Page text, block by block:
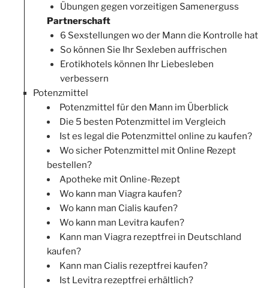
Übungen gegen vorzeitigen Samenerguss
Partnerschaft
6 Sexstellungen wo der Mann die Kontrolle hat
So können Sie Ihr Sexleben auffrischen
Erotikhotels können Ihr Liebesleben
verbessern
Potenzmittel
Potenzmittel für den Mann im Überblick
Die 5 besten Potenzmittel im Vergleich
Ist es legal die Potenzmittel online zu kaufen?
Wo sicher Potenzmittel mit Online Rezept
bestellen?
Apotheke mit Online-Rezept
Wo kann man Viagra kaufen?
Wo kann man Cialis kaufen?
Wo kann man Levitra kaufen?
Kann man Viagra rezeptfrei in Deutschland
kaufen?
Kann man Cialis rezeptfrei kaufen?
Ist Levitra rezeptfrei erhältlich?